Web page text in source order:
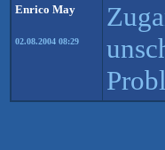
Enrico May
02.08.2004 08:29